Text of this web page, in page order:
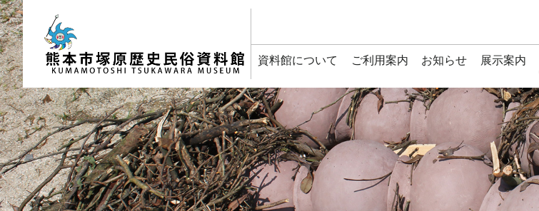
資料館について ご利用案内 お知らせ 展示案内